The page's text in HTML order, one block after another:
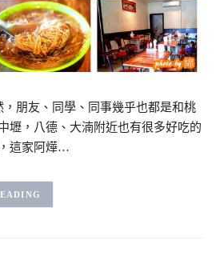
朋友、同學、同事幾乎也都是和桃
壢，八德、大湳附近也有很多好吃的
這家阿燁…